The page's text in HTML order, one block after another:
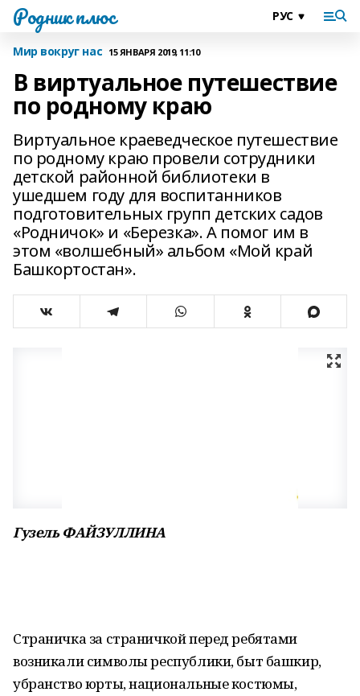
Родник плюс
Мир вокруг нас 15 ЯНВАРЯ 2019, 11:10
В виртуальное путешествие
по родному краю
Виртуальное краеведческое путешествие
по родному краю провели сотрудники
детской районной библиотеки в
ушедшем году для воспитанников
подготовительных групп детских садов
«Родничок» и «Березка». А помог им в
этом «волшебный» альбом «Мой край
Башкортостан».
Гузель ФАЙЗУЛЛИНА
Страничка за страничкой перед ребятами
возникали символы республики, быт башкир,
убранство юрты, национальные костюмы,